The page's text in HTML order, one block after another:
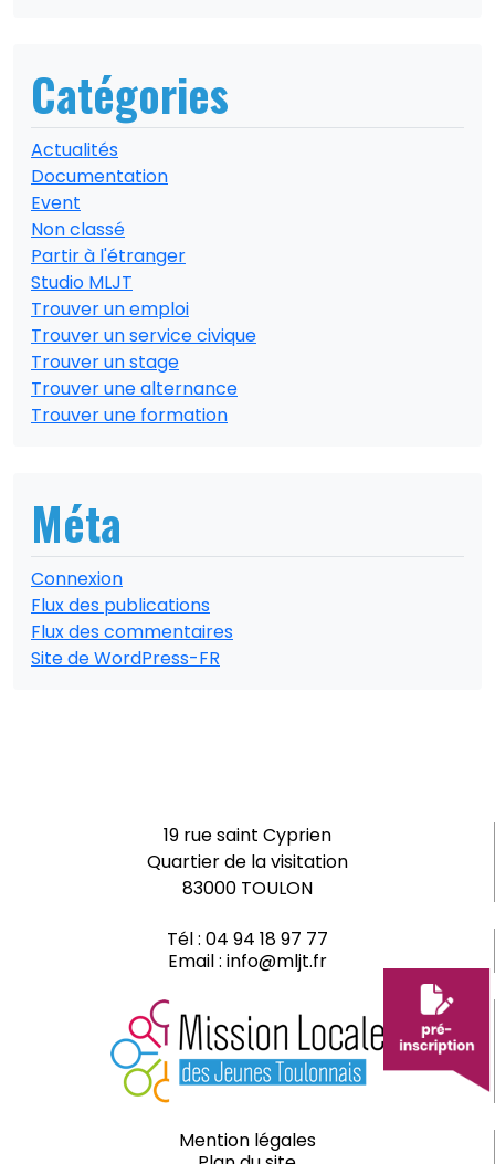
Catégories
Actualités
Documentation
Event
Non classé
Partir à l'étranger
Studio MLJT
Trouver un emploi
Trouver un service civique
Trouver un stage
Trouver une alternance
Trouver une formation
Méta
Connexion
Flux des publications
Flux des commentaires
Site de WordPress-FR
19 rue saint Cyprien
Quartier de la visitation
83000 TOULON
Tél : 04 94 18 97 77
Email : info@mljt.fr
Mention légales